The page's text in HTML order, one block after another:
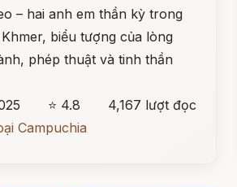
– hai anh em thần kỳ trong
biểu tượng của lòng
phép thuật và tinh thần
⭐ 4.8
4,167 lượt đọc
Campuchia